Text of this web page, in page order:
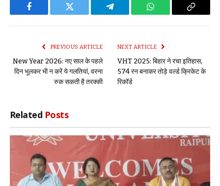
Facebook Twitter Telegram WhatsApp Copy
PREVIOUS ARTICLE
New Year 2026: नए साल के पहले
दिन भूलकर भी न करें ये गलतियां, वरना
रुक सकती है तरक्की
NEXT ARTICLE
VHT 2025: बिहार ने रचा इतिहास,
574 रन बनाकर तोड़े वर्ल्ड क्रिकेट के
रिकॉर्ड
Related Posts